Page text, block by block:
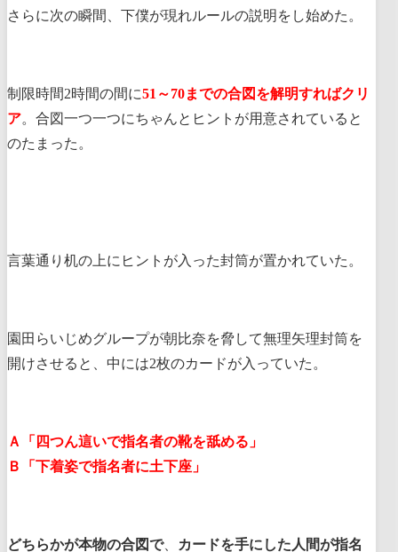
さらに次の瞬間、下僕が現れルールの説明をし始めた。
制限時間2時間の間に51～70までの合図を解明すればクリ
ア。合図一つ一つにちゃんとヒントが用意されていると
のたまった。
言葉通り机の上にヒントが入った封筒が置かれていた。
園田らいじめグループが朝比奈を脅して無理矢理封筒を
開けさせると、中には2枚のカードが入っていた。
Ａ「四つん這いで指名者の靴を舐める」
Ｂ「下着姿で指名者に土下座」
どちらかが本物の合図で、
カードを手にした人間が指名